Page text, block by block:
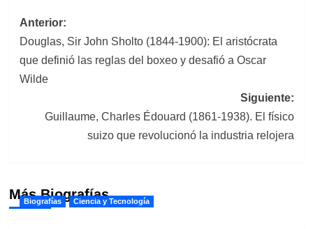
Navegación
de
entradas
Anterior:
Douglas, Sir John Sholto (1844-1900): El aristócrata
que definió las reglas del boxeo y desafió a Oscar
Wilde
Siguiente:
Guillaume, Charles Édouard (1861-1938). El físico
suizo que revolucionó la industria relojera
Más Biografías
Biografías Ciencia y Tecnología